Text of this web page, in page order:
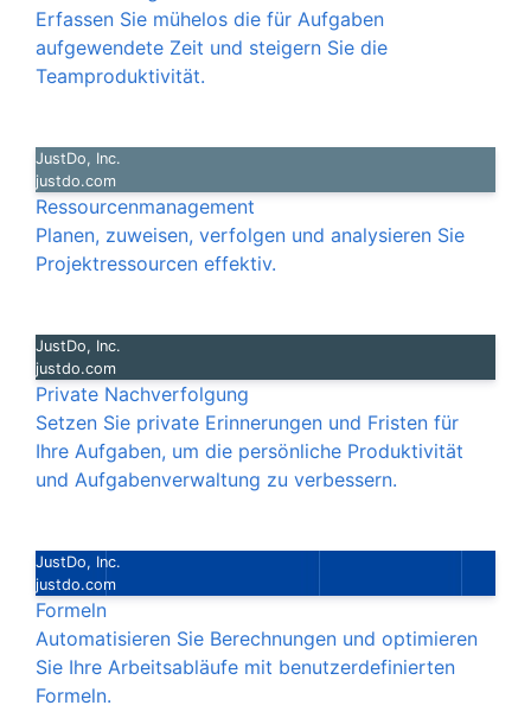
Erfassen Sie mühelos die für Aufgaben
aufgewendete Zeit und steigern Sie die
Teamproduktivität.
JustDo, Inc.
justdo.com
Ressourcenmanagement
Planen, zuweisen, verfolgen und analysieren Sie
Projektressourcen effektiv.
JustDo, Inc.
justdo.com
Private Nachverfolgung
Setzen Sie private Erinnerungen und Fristen für
Ihre Aufgaben, um die persönliche Produktivität
und Aufgabenverwaltung zu verbessern.
JustDo, Inc.
justdo.com
Formeln
Automatisieren Sie Berechnungen und optimieren
Sie Ihre Arbeitsabläufe mit benutzerdefinierten
Formeln.